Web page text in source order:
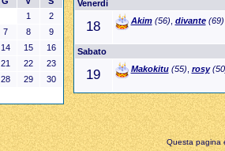
Venerdì
18 Akim(56), divante(69)
Sabato
19 Makokitu(55), rosy
1 2
7 8 9
14 15 16
21 22 23
28 29 30
Questa pagina